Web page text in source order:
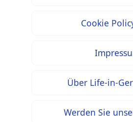
Cookie
Über Life-in-
Werden Sie